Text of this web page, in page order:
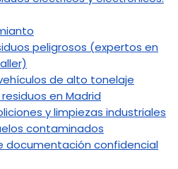
peligrosos (expertos en
de alto tonelaje
en Madrid
y limpiezas industriales
contaminados
documentación confidencial